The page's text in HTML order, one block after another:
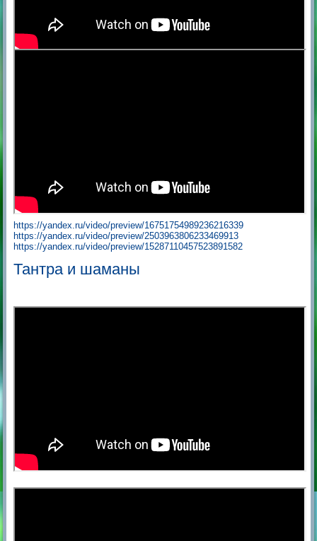
https://yandex.ru/video/preview/16751754989236216339
https://yandex.ru/video/preview/2503963806233469913
https://yandex.ru/video/preview/15287110457523891582
Тантра и шаманы